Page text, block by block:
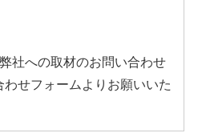
社への取材のお問い合わせ
せフォームよりお願いいた